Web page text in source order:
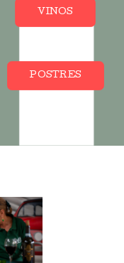
VINOS
POSTRES